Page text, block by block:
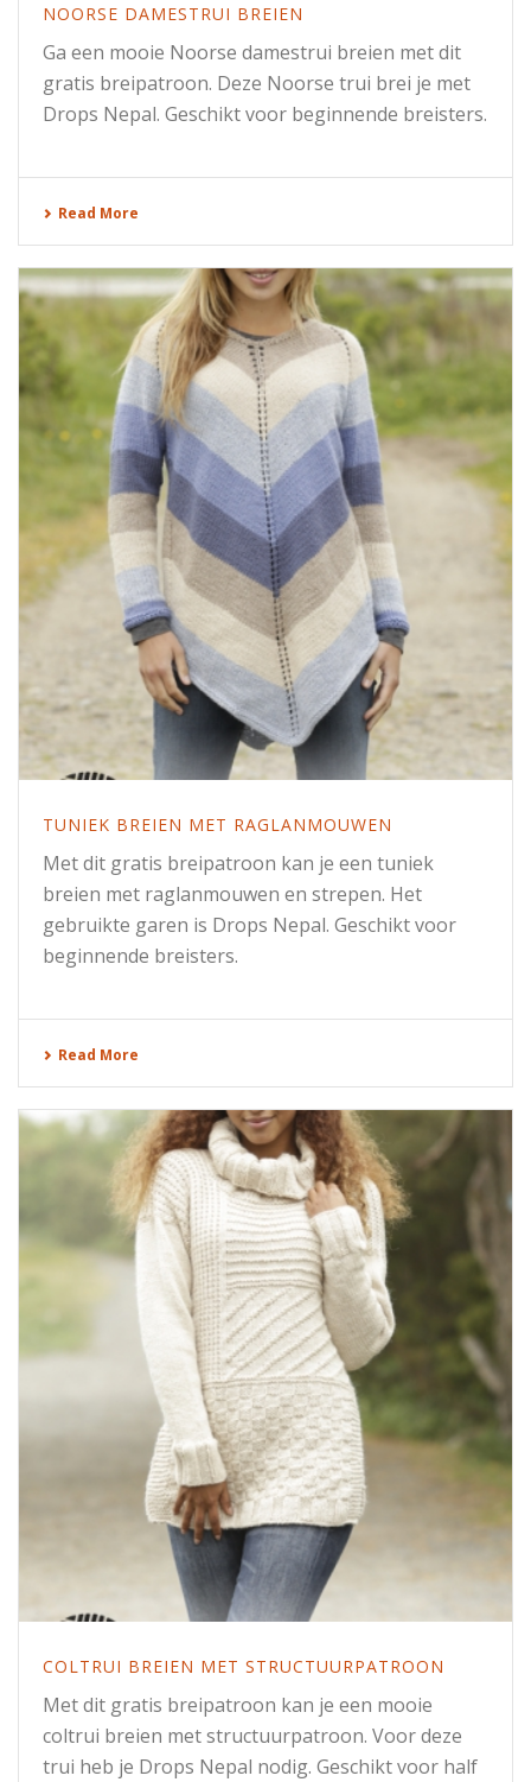
NOORSE DAMESTRUI BREIEN
Ga een mooie Noorse damestrui breien met dit
gratis breipatroon. Deze Noorse trui brei je met
Drops Nepal. Geschikt voor beginnende breisters.
Read More
TUNIEK BREIEN MET RAGLANMOUWEN
Met dit gratis breipatroon kan je een tuniek
breien met raglanmouwen en strepen. Het
gebruikte garen is Drops Nepal. Geschikt voor
beginnende breisters.
Read More
COLTRUI BREIEN MET STRUCTUURPATROON
Met dit gratis breipatroon kan je een mooie
coltrui breien met structuurpatroon. Voor deze
trui heb je Drops Nepal nodig. Geschikt voor half